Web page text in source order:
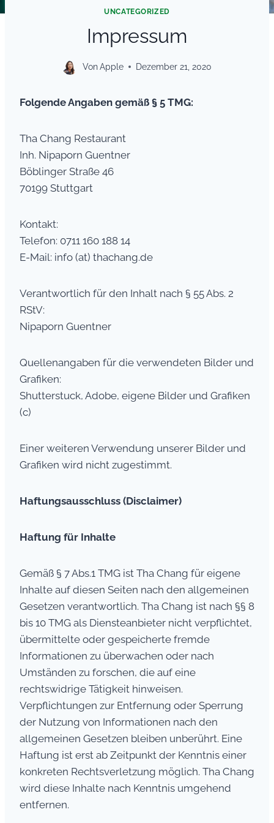
UNCATEGORIZED
Impressum
VonApple Dezember 21, 2020
Folgende Angaben gemäß § 5 TMG:
Tha Chang Restaurant
Inh. Nipaporn Guentner
Böblinger Straße 46
70199 Stuttgart
Kontakt:
Telefon: 0711 160 188 14
E-Mail: info (at) thachang.de
Verantwortlich für den Inhalt nach § 55 Abs. 2
RStV:
Nipaporn Guentner
Quellenangaben für die verwendeten Bilder und
Grafiken:
Shutterstuck, Adobe, eigene Bilder und Grafiken
(c)
Einer weiteren Verwendung unserer Bilder und
Grafiken wird nicht zugestimmt.
Haftungsausschluss (Disclaimer)
Haftung für Inhalte
Gemäß § 7 Abs.1 TMG ist Tha Chang für eigene
Inhalte auf diesen Seiten nach den allgemeinen
Gesetzen verantwortlich. Tha Chang ist nach §§ 8
bis 10 TMG als Diensteanbieter nicht verpflichtet,
übermittelte oder gespeicherte fremde
Informationen zu überwachen oder nach
Umständen zu forschen, die auf eine
rechtswidrige Tätigkeit hinweisen.
Verpflichtungen zur Entfernung oder Sperrung
der Nutzung von Informationen nach den
allgemeinen Gesetzen bleiben unberührt. Eine
Haftung ist erst ab Zeitpunkt der Kenntnis einer
konkreten Rechtsverletzung möglich. Tha Chang
wird diese Inhalte nach Kenntnis umgehend
entfernen.